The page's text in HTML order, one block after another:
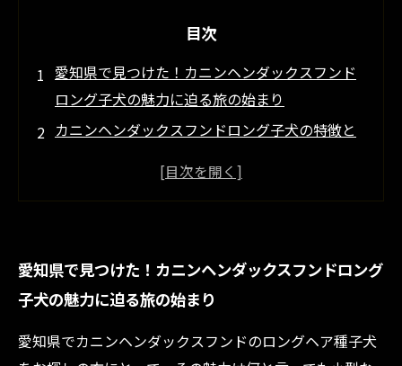
目次
愛知県で見つけた！カニンヘンダックスフンド
ロング子犬の魅力に迫る旅の始まり
カニンヘンダックスフンドロング子犬の特徴と
初めての飼育でも安心！愛知県で選ぶカニンヘ
ーダーから学ぶロングヘア種子犬の育て方
愛知県でカニンヘンダックスフンドロング子犬
と過ごす幸せな日々の締めくくり
愛知県でおすすめ！カニンヘンダックスフンド
愛知県で見つけた！カニンヘンダックスフンドロング
子犬の魅力に迫る旅の始まり
愛知県でカニンヘンダックスフンドのロングヘア種子犬